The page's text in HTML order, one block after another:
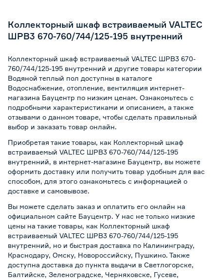
Коллекторный шкаф встраиваемый VALTEC
ШРВ3 670-760/744/125-195 внутренний
Коллекторный шкаф встраиваемый VALTEC ШРВ3 670-
760/744/125-195 внутренний и другие товары категории
Водяной теплый пол доступны в каталоге
Водоснабжение, отопление, вентиляция интернет-
магазина Бауцентр по низким ценам. Ознакомьтесь с
подробными характеристиками и описанием, а также
отзывами о данном товаре, чтобы сделать правильный
выбор и заказать товар онлайн.
Приобретая такие товары, как Коллекторный шкаф
встраиваемый VALTEC ШРВ3 670-760/744/125-195
внутренний, в интернет-магазине Бауцентр, вы можете
оформить доставку или получить товар удобным для вас
способом, для этого ознакомьтесь с информацией о
доставке и самовывозе.
Вы можете сделать заказ и оплатить его онлайн на
официальном сайте Бауцентр. У нас не только низкие
цены на такие товары, как Коллекторный шкаф
встраиваемый VALTEC ШРВ3 670-760/744/125-195
внутренний, но и быстрая доставка по Калининграду,
Краснодару, Омску, Новороссийску, Пушкино. Также
доступна доставка до пункта выдачи в Светлогорске,
Балтийске, Зеленоградске, Черняховске, Гусеве,